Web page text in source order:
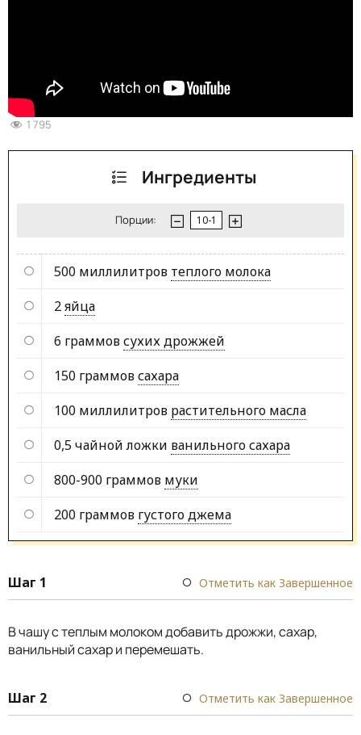
1 795
Ингредиенты
Порции:
500 миллилитров теплого молока
2яйца
6 граммовсухих дрожжей
150 граммовсахара
100 миллилитров растительного масла
0,5 чайной ложки ванильного сахара
800-900 граммов муки
200 граммов густого джема
Шаг 1 Отметить как Завершенное
В чашу с теплым молоком добавить дрожжи, сахар,
ванильный сахар и перемешать.
Шаг 2 Отметить как Завершенное